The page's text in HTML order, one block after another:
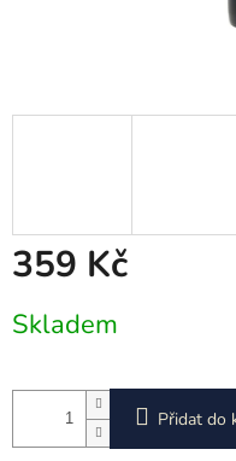
359 Kč
cena:
Skladem
Přidat do